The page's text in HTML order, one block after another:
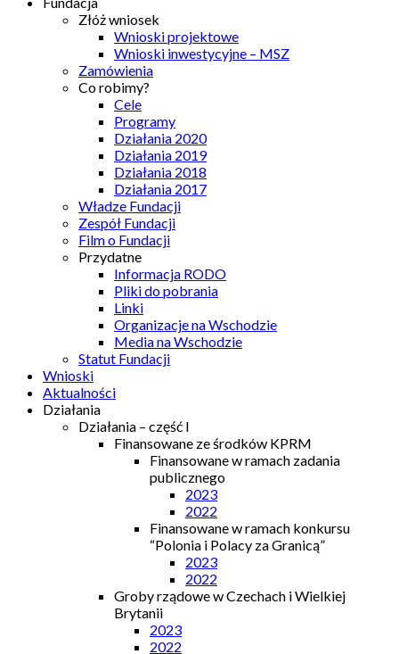
Złóż wniosek
Wnioski projektowe
Wnioski inwestycyjne – MSZ
Zamówienia
Co robimy?
Cele
Programy
Działania 2020
Działania 2019
Działania 2018
Działania 2017
Władze Fundacji
Zespół Fundacji
Film o Fundacji
Przydatne
Informacja RODO
Pliki do pobrania
Linki
Organizacje na Wschodzie
Media na Wschodzie
Statut Fundacji
Wnioski
Aktualności
Działania
Działania – część I
Finansowane ze środków KPRM
Finansowane w ramach zadania
publicznego
2023
2022
Finansowane w ramach konkursu
“Polonia i Polacy za Granicą”
2023
2022
Groby rządowe w Czechach i Wielkiej
Brytanii
2023
2022